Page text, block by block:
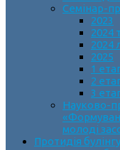
Семінар-
2023
2024
2024
2025
1
2
3
Науково-
молоді
Протидія булінгу